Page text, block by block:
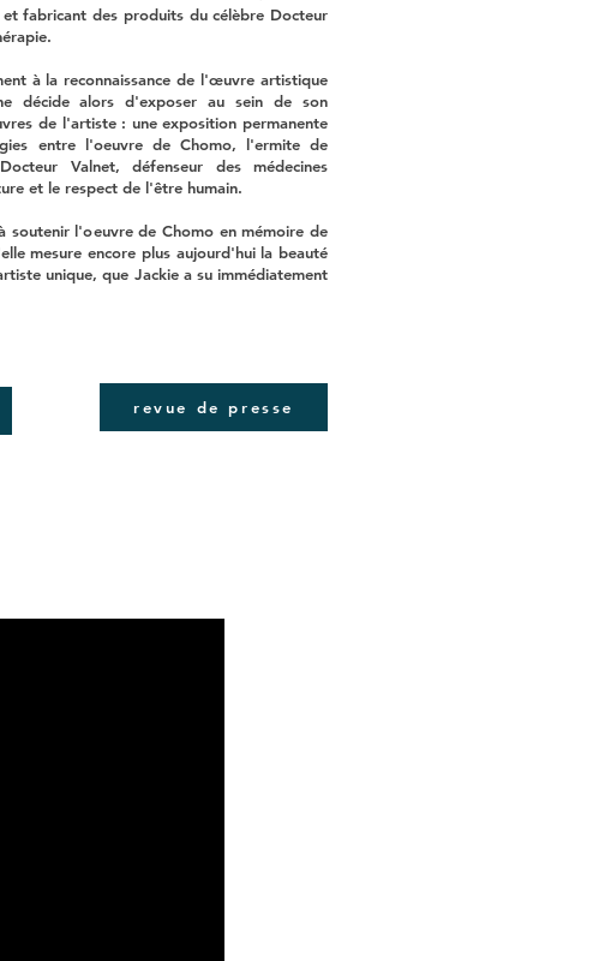
fabricant des produits du célèbre Docteur
à la reconnaissance de l'œuvre artistique
décide alors d'exposer au sein de son
de l'artiste : une exposition permanente
entre l'oeuvre de Chomo, l'ermite de
Valnet, défenseur des médecines
et le respect de l'être humain.
soutenir l'oeuvre de Chomo en mémoire de
mesure encore plus aujourd'hui la beauté
unique, que Jackie a su immédiatement
revue de presse